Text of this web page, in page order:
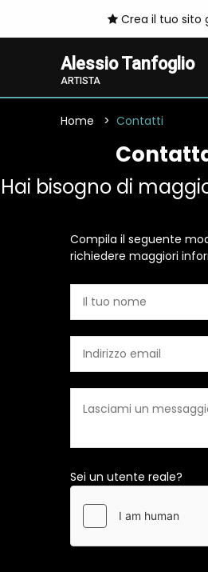
Crea il tuo sito
Alessio Tanfoglio
ARTISTA
Home Contatti
Hai bisogno di
Compila il seguente
richiedere maggiori
Sei un utente reale?